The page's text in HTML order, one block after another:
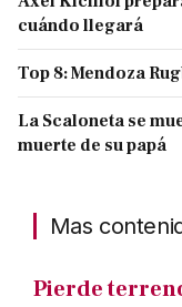
cuándo llegará
Top 8: Mendoza
La Scaloneta se
muerte de su papá
Mas
Pierde